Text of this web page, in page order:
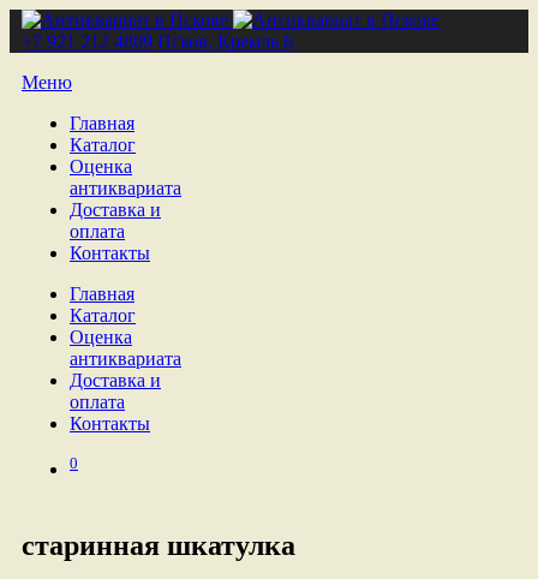
+7 921 212 4809 Псков, Кремль 6
Меню
Главная
Каталог
Оценка
антиквариата
Доставка и
оплата
Контакты
Главная
Каталог
Оценка
антиквариата
Доставка и
оплата
Контакты
0
старинная шкатулка